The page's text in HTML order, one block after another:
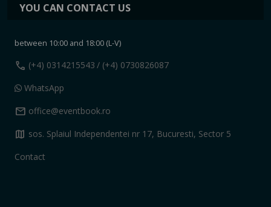
YOU CAN CONTACT US
between 10:00 and 18:00 (L-V)
call (+4) 0314215543 / (+4) 0730826087
WhatsApp
mail office@eventbook.ro
map sos. Splaiul Independentei nr 17, Bucuresti, Sector 5
Contact